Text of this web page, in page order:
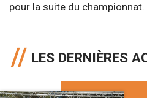
pour la suite du championnat.
LES DERNIÈRES